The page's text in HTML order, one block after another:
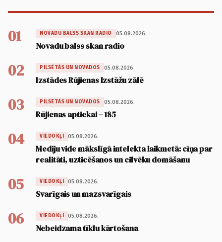
01 NOVADU BALSS SKAN RADIO 05.08.2026.
Novadu balss skan radio
02 PILSĒTĀS UN NOVADOS 05.08.2026.
Izstādes Rūjienas Izstāžu zālē
03 PILSĒTĀS UN NOVADOS 05.08.2026.
Rūjienas aptiekai – 185
04 VIEDOKĻI 05.08.2026.
Mediju vide mākslīgā intelekta laikmetā: cīņa par
realitāti, uzticēšanos un cilvēku domāšanu
05 VIEDOKĻI 05.08.2026.
Svarīgais un mazsvarīgais
06 VIEDOKĻI 05.08.2026.
Nebeidzama tīklu kārtošana